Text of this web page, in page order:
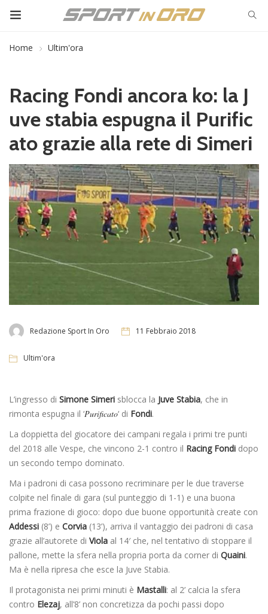
Home Ultim'ora
Racing Fondi ancora ko: la J
uve stabia espugna il Purific
ato grazie alla rete di Simeri
Redazione Sport In Oro 11 Febbraio 2018
Ultim'ora
L’ingresso di Simone Simeri sblocca la Juve Stabia, che in
rimonta espugna il ‘Purificato‘ di Fondi.
La doppietta del giocatore dei campani regala i primi tre punti
del 2018 alle Vespe, che vincono 2-1 contro il Racing Fondi dopo
un secondo tempo dominato.
Ma i padroni di casa possono recriminare per le due traverse
colpite nel finale di gara (sul punteggio di 1-1) e una buona
prima frazione di gioco: dopo due buone opportunità create con
Addessi (8’) e Corvia (13’), arriva il vantaggio dei padroni di casa
grazie all’autorete di Viola al 14′ che, nel tentativo di stoppare il
pallone, mette la sfera nella propria porta da corner di Quaini.
Ma è nella ripresa che esce la Juve Stabia.
Il protagonista nei primi minuti è Mastalli: al 2’ calcia la sfera
contro Elezaj, all’8’ non concretizza da pochi passi dopo